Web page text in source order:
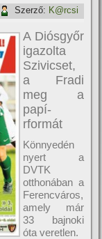
Szerző: K@rcsi
A Diósgyőr
igazolta
Szivicset,
a Fradi
meg a
papí­
rformát
Könnyedén
nyert a
DVTK
otthonában a
Ferencváros,
amely már
33 bajnoki
óta veretlen.